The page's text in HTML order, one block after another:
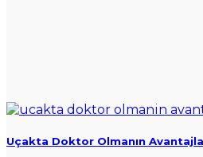
Uçakta Doktor Olmanın